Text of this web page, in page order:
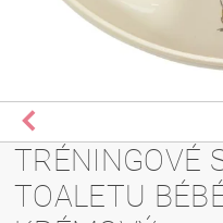
TRÉNINGOVÉ
TOALETU